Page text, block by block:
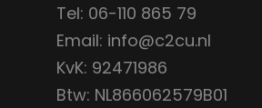
Tel: 06-110 865 79
Email: info@c2cu.nl
KvK: 92471986
Btw: NL866062579B01